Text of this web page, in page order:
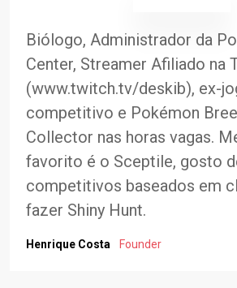
Biólogo, Administrador da
Center, Streamer Afiliado na
(www.twitch.tv/deskib), ex-
competitivo e Pokémon
Collector nas horas vagas.
favorito é o Sceptile, gosto
competitivos baseados em
fazer Shiny Hunt.
Henrique Costa Founder